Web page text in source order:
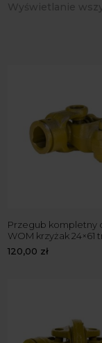
Wyświetlanie
Przegub kompletny
WOM krzyżak 24×61
120,00 zł